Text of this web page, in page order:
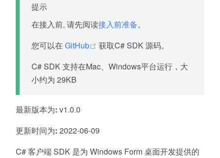
提示
在接入前, 请先阅读接入前准备。
您可以在 GitHub (opens new window)
获取C# SDK 源码。
C# SDK 支持在Mac、Windows平台运行，大
小约为 29KB
最新版本为: v1.0.0
更新时间为: 2022-06-09
C# 客户端 SDK 是为 Windows Form 桌面开发提供的